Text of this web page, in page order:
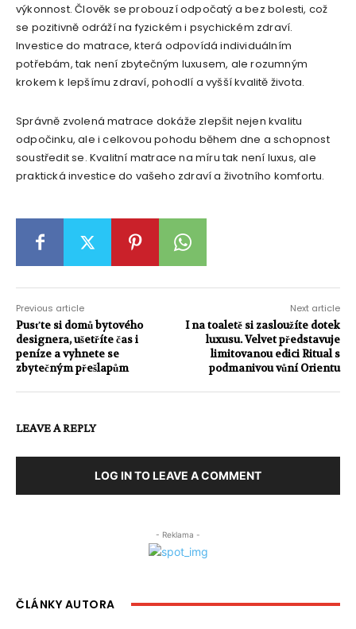
výkonnost. Člověk se probouzí odpočatý a bez bolesti, což
se pozitivně odráží na fyzickém i psychickém zdraví.
Investice do matrace, která odpovídá individuálním
potřebám, tak není zbytečným luxusem, ale rozumným
krokem k lepšímu zdraví, pohodlí a vyšší kvalitě života.
Správně zvolená matrace dokáže zlepšit nejen kvalitu
odpočinku, ale i celkovou pohodu během dne a schopnost
soustředit se. Kvalitní matrace na míru tak není luxus, ale
praktická investice do vašeho zdraví a životního komfortu.
Previous article
Pusťte si domů bytového
designera, ušetříte čas i
peníze a vyhnete se
zbytečným přešlapům
Next article
I na toaletě si zasloužíte dotek
luxusu. Velvet představuje
limitovanou edici Ritual s
podmanivou vůní Orientu
LEAVE A REPLY
LOG IN TO LEAVE A COMMENT
- Reklama -
ČLÁNKY AUTORA